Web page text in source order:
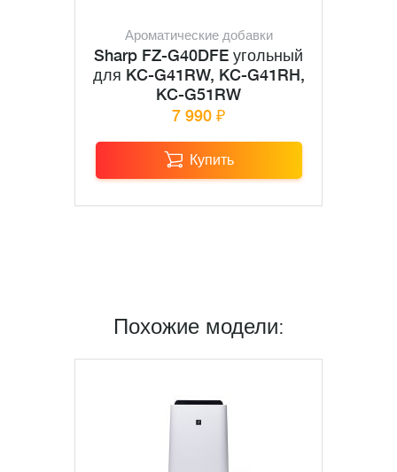
Ароматические добавки
Sharp FZ-G40DFE угольный
для KC-G41RW, KC-G41RH,
KC-G51RW
7 990 ₽
Купить
Похожие модели: